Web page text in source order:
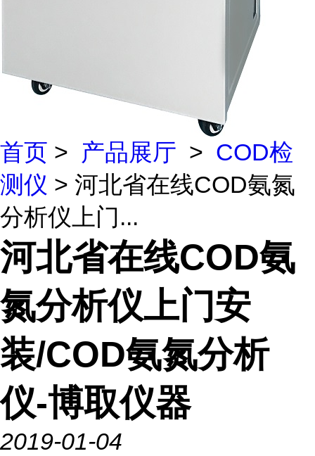
首页 > 产品展厅 > COD检
测仪 > 河北省在线COD氨氮
分析仪上门...
河北省在线COD氨
氮分析仪上门安
装/COD氨氮分析
仪-博取仪器
2019-01-04